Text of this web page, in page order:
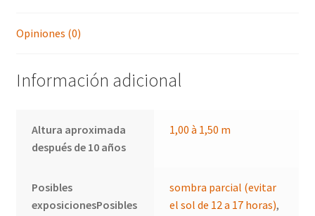
Opiniones (0)
Información adicional
Altura aproximada
después de 10 años
1,00 à 1,50 m
Posibles
exposicionesPosibles
sombra parcial (evitar
el sol de 12 a 17 horas),